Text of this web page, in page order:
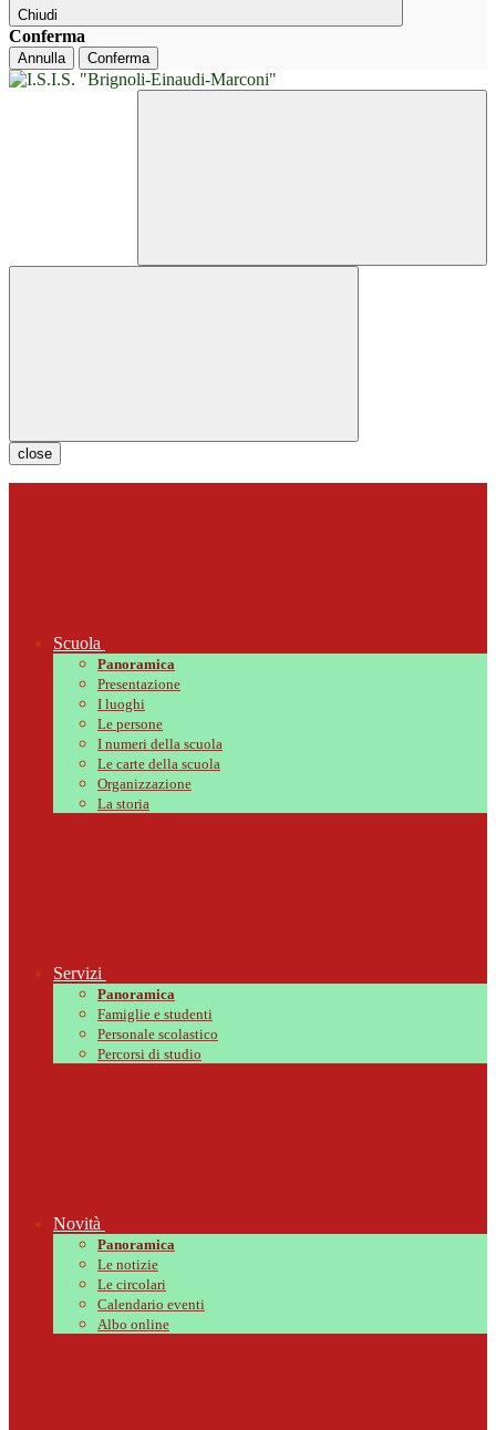
Chiudi
Conferma
Annulla Conferma
close
Scuola
Panoramica
Presentazione
I luoghi
Le persone
I numeri della scuola
Le carte della scuola
Organizzazione
La storia
Servizi
Panoramica
Famiglie e studenti
Personale scolastico
Percorsi di studio
Novità
Panoramica
Le notizie
Le circolari
Calendario eventi
Albo online